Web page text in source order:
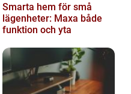
Smarta hem för små
lägenheter: Maxa både
funktion och yta